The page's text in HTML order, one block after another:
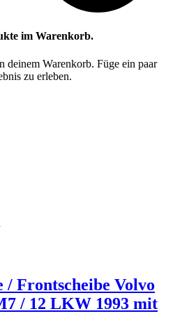
im Warenkorb.
deinem Warenkorb. Füge ein paar
zu erleben.
/ Frontscheibe Volvo
/ 12 LKW 1993 mit